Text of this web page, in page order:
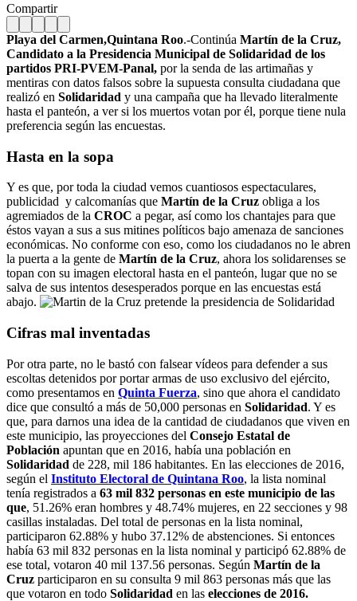
Compartir
Playa del Carmen,Quintana Roo.-Continúa Martín de la Cruz,
Candidato a la Presidencia Municipal de Solidaridad de los
partidos PRI-PVEM-Panal, por la senda de las artimañas y
mentiras con datos falsos sobre la supuesta consulta ciudadana que
realizó en Solidaridad y una campaña que ha llevado literalmente
hasta el panteón, a ver si los muertos votan por él, porque tiene nula
preferencia según las encuestas.
Hasta en la sopa
Y es que, por toda la ciudad vemos cuantiosos espectaculares,
publicidad y calcomanías que Martín de la Cruz obliga a los
agremiados de la CROC a pegar, así como los chantajes para que
éstos vayan a sus a sus mitines políticos bajo amenaza de sanciones
económicas. No conforme con eso, como los ciudadanos no le abren
la puerta a la gente de Martín de la Cruz, ahora los solidarenses se
topan con su imagen electoral hasta en el panteón, lugar que no se
salva de sus intentos desesperados porque en las encuestas está
abajo.
Cifras mal inventadas
Por otra parte, no le bastó con falsear vídeos para defender a sus
escoltas detenidos por portar armas de uso exclusivo del ejército,
como presentamos en Quinta Fuerza, sino que ahora el candidato
dice que consultó a más de 50,000 personas en Solidaridad. Y es
que, para darnos una idea de la cantidad de ciudadanos que viven en
este municipio, las proyecciones del Consejo Estatal de
Población apuntan que en 2016, había una población en
Solidaridad de 228, mil 186 habitantes. En las elecciones de 2016,
según el Instituto Electoral de Quintana Roo, la lista nominal
tenía registrados a 63 mil 832 personas en este municipio de las
que, 51.26% eran hombres y 48.74% mujeres, en 22 secciones y 98
casillas instaladas. Del total de personas en la lista nominal,
participaron 62.88% y hubo 37.12% de abstenciones. Si entonces
había 63 mil 832 personas en la lista nominal y participó 62.88% de
ese total, votaron 40 mil 137.56 personas. Según Martín de la
Cruz participaron en su consulta 9 mil 863 personas más que las
que votaron en todo Solidaridad en las elecciones de 2016.